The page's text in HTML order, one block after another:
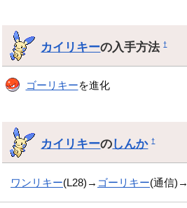
カイリキーの入手方法†
ゴーリキーを進化
カイリキーのしんか †
ワンリキー(L28)→ ゴーリキー(通信)→